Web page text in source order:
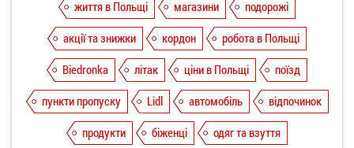
життя в Польщі магазини
подорожі
акції та знижки
кордон
робота в Польщі
Biedronka
літак ціни в Польщі
поїзд
пункти пропуску
Lidl автомобіль
відпочинок
продукти
біженці
одяг та взуття